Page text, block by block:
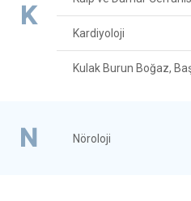
K
Kardiyoloji
Kulak Burun Boğaz,
N Nöroloji